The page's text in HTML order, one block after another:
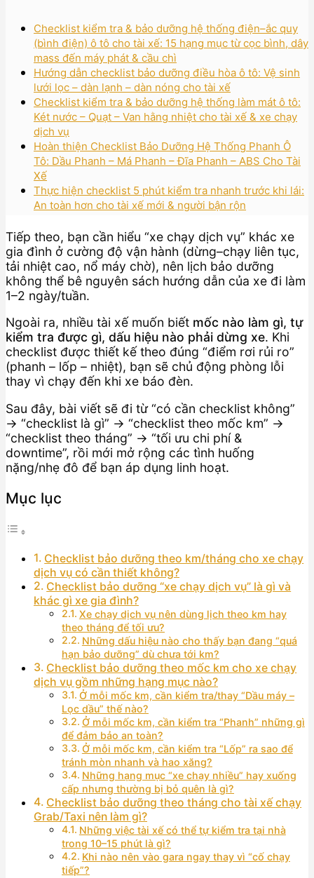
Checklist kiểm tra & bảo dưỡng hệ thống điện–ắc quy
(bình điện) ô tô cho tài xế: 15 hạng mục từ cọc bình, dây
mass đến máy phát & cầu chì
Hướng dẫn checklist bảo dưỡng điều hòa ô tô: Vệ sinh
lưới lọc – dàn lạnh – dàn nóng cho tài xế
Checklist kiểm tra & bảo dưỡng hệ thống làm mát ô tô:
Két nước – Quạt – Van hằng nhiệt cho tài xế & xe chạy
dịch vụ
Hoàn thiện Checklist Bảo Dưỡng Hệ Thống Phanh Ô
Tô: Dầu Phanh – Má Phanh – Đĩa Phanh – ABS Cho Tài
Xế
Thực hiện checklist 5 phút kiểm tra nhanh trước khi lái:
An toàn hơn cho tài xế mới & người bận rộn
Tiếp theo, bạn cần hiểu “xe chạy dịch vụ” khác xe
gia đình ở cường độ vận hành (dừng–chạy liên tục,
tải nhiệt cao, nổ máy chờ), nên lịch bảo dưỡng
không thể bê nguyên sách hướng dẫn của xe đi làm
1–2 ngày/tuần.
Ngoài ra, nhiều tài xế muốn biết mốc nào làm gì, tự
kiểm tra được gì, dấu hiệu nào phải dừng xe. Khi
checklist được thiết kế theo đúng “điểm rơi rủi ro”
(phanh – lốp – nhiệt), bạn sẽ chủ động phòng lỗi
thay vì chạy đến khi xe báo đèn.
Sau đây, bài viết sẽ đi từ “có cần checklist không”
→ “checklist là gì” → “checklist theo mốc km” →
“checklist theo tháng” → “tối ưu chi phí &
downtime”, rồi mới mở rộng các tình huống
nặng/nhẹ đô để bạn áp dụng linh hoạt.
Mục lục
Checklist bảo dưỡng theo km/tháng cho xe chạy
dịch vụ có cần thiết không?
Checklist bảo dưỡng “xe chạy dịch vụ” là gì và
khác gì xe gia đình?
Xe chạy dịch vụ nên dùng lịch theo km hay
theo tháng để tối ưu?
Những dấu hiệu nào cho thấy bạn đang “quá
hạn bảo dưỡng” dù chưa tới km?
Checklist bảo dưỡng theo mốc km cho xe chạy
dịch vụ gồm những hạng mục nào?
Ở mỗi mốc km, cần kiểm tra/thay “Dầu máy –
Lọc dầu” thế nào?
Ở mỗi mốc km, cần kiểm tra “Phanh” những gì
để đảm bảo an toàn?
Ở mỗi mốc km, cần kiểm tra “Lốp” ra sao để
tránh mòn nhanh và hao xăng?
Những hạng mục “xe chạy nhiều” hay xuống
cấp nhưng thường bị bỏ quên là gì?
Checklist bảo dưỡng theo tháng cho tài xế chạy
Grab/Taxi nên làm gì?
Những việc tài xế có thể tự kiểm tra tại nhà
trong 10–15 phút là gì?
Khi nào nên vào gara ngay thay vì “cố chạy
tiếp”?